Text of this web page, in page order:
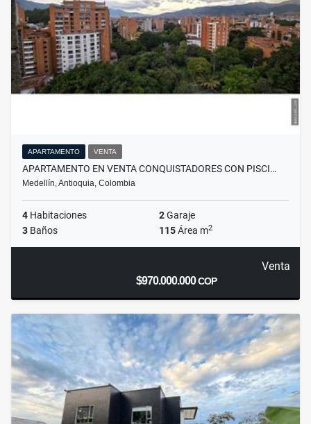
APARTAMENTO VENTA
APARTAMENTO EN VENTA CONQUISTADORES CON PISCI…
Medellín, Antioquia, Colombia
4 Habitaciones 2Garaje
3 Baños 115Área m2
Venta
$970.000.000COP